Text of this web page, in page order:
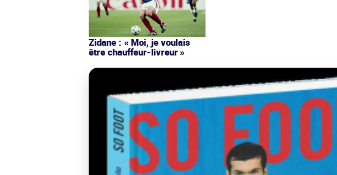
Zidane : « Moi, je voulais
être chauffeur-livreur »